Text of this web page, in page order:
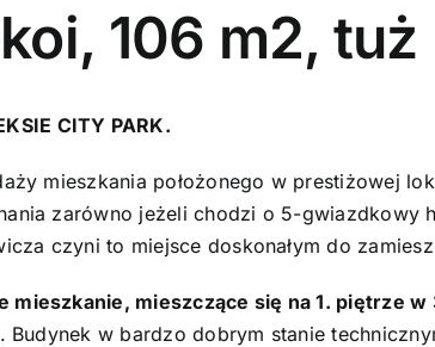
106 m2,
CITY PARK.
mieszkania położonego w prestiżowej
zarówno jeżeli chodzi o 5-gwiazdkowy
czyni to miejsce doskonałym do
mieszkanie, mieszczące się na 1. piętrze
w bardzo dobrym stanie